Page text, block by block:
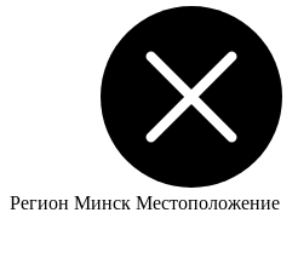
Регион Минск Местоположение